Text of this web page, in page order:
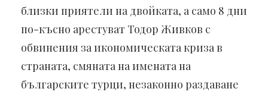
близки приятели на двойката, а само 8 дни
по-късно арестуват Тодор Живков с
обвинения за икономическата криза в
страната, смяната на имената на
българските турци, незаконно раздаване